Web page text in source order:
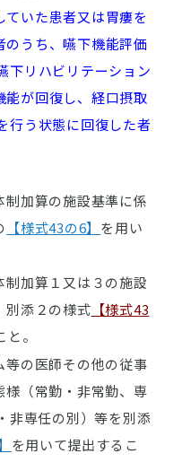
ていた患者又は胃瘻を
のうち、嚥下機能評価
下リハビリテーション
能が回復し、経口摂取
行う状態に回復した者
加算の施設基準に係
【様式43の6】 を用い
加算１又は３の施設
別添２の様式 【様式43
。
等の医師その他の従事
様（常勤・非常勤、専
非専任の別）等を別添
を用いて提出するこ